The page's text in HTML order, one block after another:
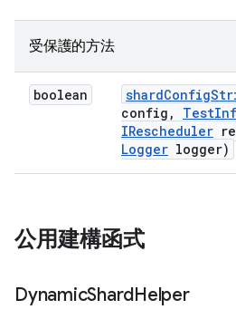
受保護的方法
boolean shardConfig
config , Test
IRescheduler
Logger logger)
公用建構函式
DynamicShardHelper